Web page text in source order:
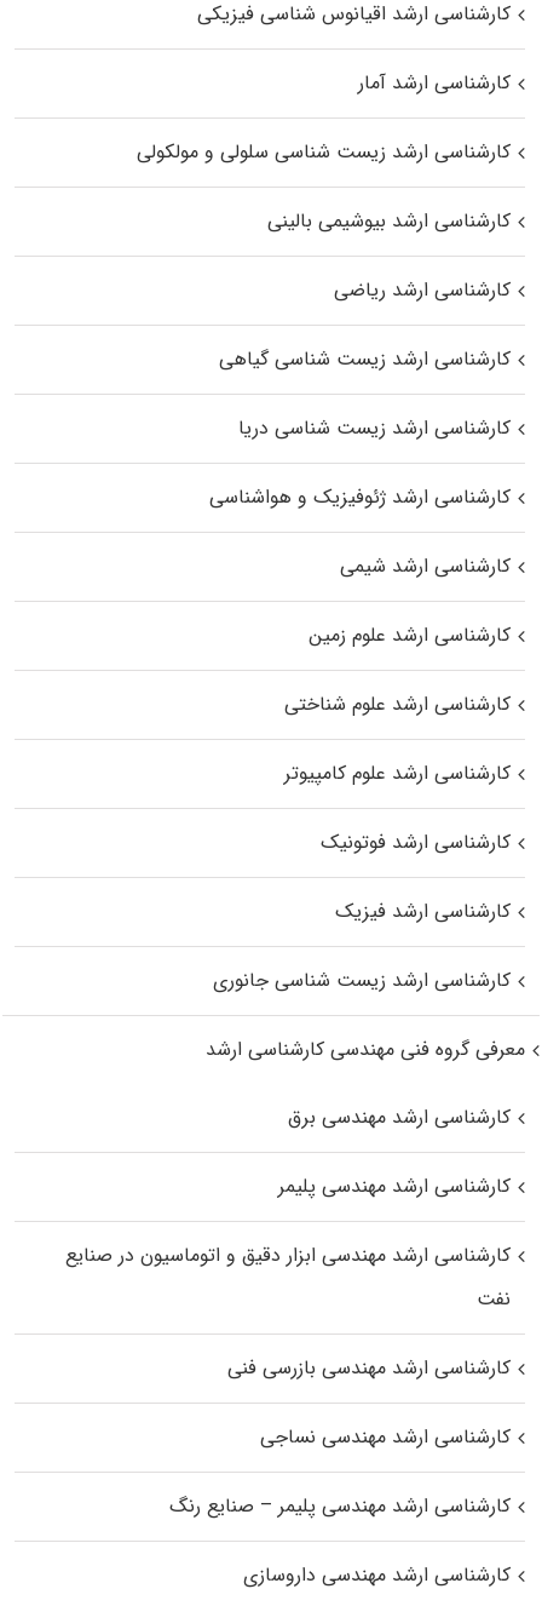
کارشناسی ارشد اقیانوس‌ شناسی فیزیکی
کارشناسی ارشد آمار
کارشناسی ارشد زیست شناسی سلولی و مولکولی
کارشناسی ارشد بیوشیمی بالینی
کارشناسی ارشد ریاضی
کارشناسی ارشد زیست‌ شناسی گیاهی
کارشناسی ارشد زیست‌ شناسی دریا
کارشناسی ارشد ژئوفیزیک و هواشناسی
کارشناسی ارشد شیمی
کارشناسی ارشد علوم زمین
کارشناسی ارشد علوم شناختی
کارشناسی ارشد علوم کامپیوتر
کارشناسی ارشد فوتونیک
کارشناسی ارشد فیزیک
کارشناسی ارشد زیست‌ شناسی جانوری
معرفی گروه فنی مهندسی کارشناسی ارشد
کارشناسی ارشد مهندسی برق
کارشناسی ارشد مهندسی پلیمر
کارشناسی ارشد مهندسی ابزار دقیق و اتوماسیون در صنایع
نفت
کارشناسی ارشد مهندسی بازرسی فنی
کارشناسی ارشد مهندسی نساجی
کارشناسی ارشد مهندسی پلیمر – صنایع رنگ
کارشناسی ارشد مهندسی داروسازی